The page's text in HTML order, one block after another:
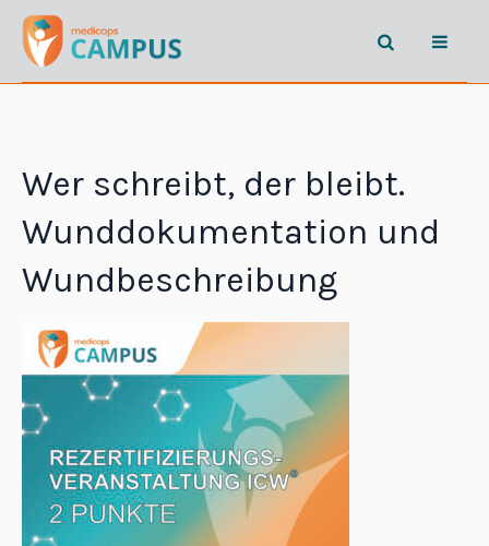
Wer schreibt, der bleibt.
Wunddokumentation und
Wundbeschreibung